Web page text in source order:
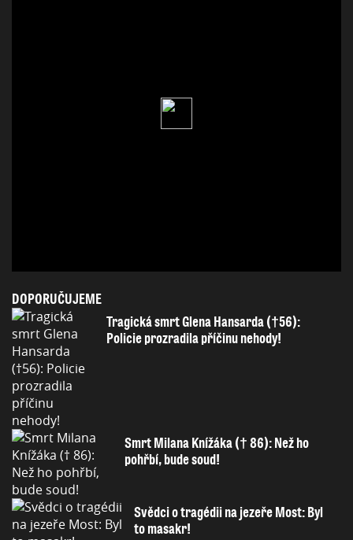
DOPORUČUJEME
Tragická smrt Glena Hansarda (†56):
Policie prozradila příčinu nehody!
Smrt Milana Knížáka († 86): Než ho
pohřbí, bude soud!
Svědci o tragédii na jezeře Most: Byl
to masakr!